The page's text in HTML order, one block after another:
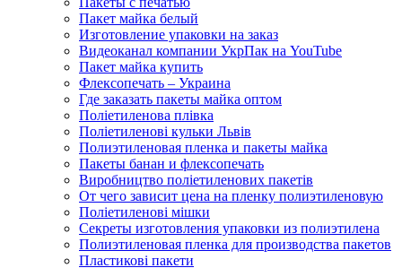
Пакет майка белый
Изготовление упаковки на заказ
Видеоканал компании УкрПак на YouTube
Пакет майка купить
Флексопечать – Украина
Где заказать пакеты майка оптом
Поліетиленова плівка
Поліетиленові кульки Львів
Полиэтиленовая пленка и пакеты майка
Пакеты банан и флексопечать
Виробництво поліетиленових пакетів
От чего зависит цена на пленку полиэтиленовую
Поліетиленові мішки
Секреты изготовления упаковки из полиэтилена
Полиэтиленовая пленка для производства пакетов
Пластикові пакети